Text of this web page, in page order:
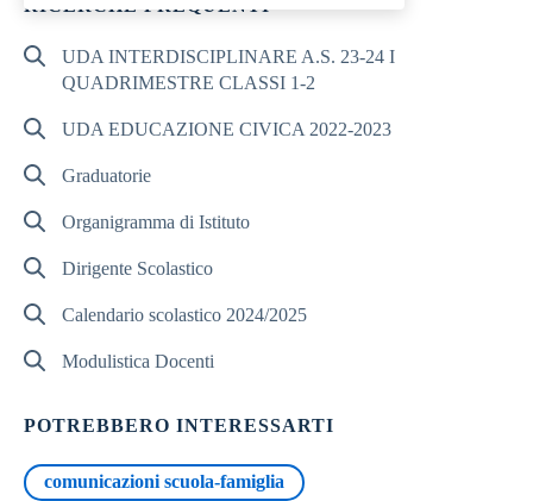
RICERCHE FREQUENTI
UDA INTERDISCIPLINARE A.S. 23-24 I
QUADRIMESTRE CLASSI 1-2
UDA EDUCAZIONE CIVICA 2022-2023
Graduatorie
Organigramma di Istituto
Dirigente Scolastico
Calendario scolastico 2024/2025
Modulistica Docenti
POTREBBERO INTERESSARTI
comunicazioni scuola-famiglia